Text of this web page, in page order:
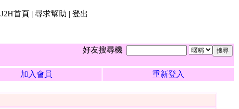
J2H首頁 | 尋求幫助 | 登出
好友搜尋機
加入會員 重新登入